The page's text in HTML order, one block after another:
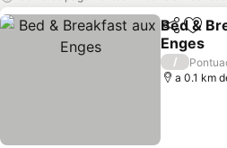
Partilhar
Bed &
Enges
/
a 0.1 km